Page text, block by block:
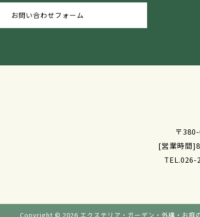
お問い合わせフォーム
〒
[営業時間
TEL.026-
Copyright © 2026 エクステリア・ガーデン・外構・お庭